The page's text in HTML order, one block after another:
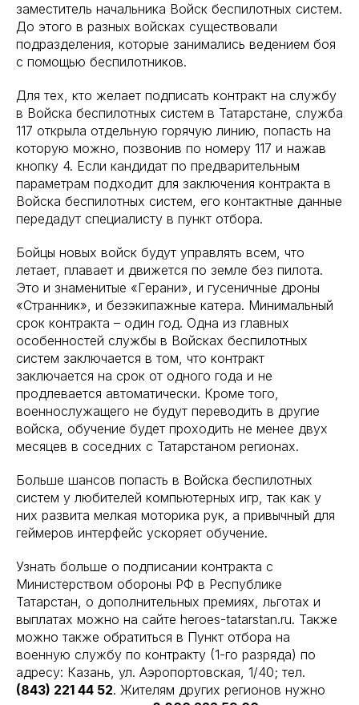
заместитель начальника Войск беспилотных систем.
До этого в разных войсках существовали
подразделения, которые занимались ведением боя
с помощью беспилотников.
Для тех, кто желает подписать контракт на службу
в Войска беспилотных систем в Татарстане, служба
117 открыла отдельную горячую линию, попасть на
которую можно, позвонив по номеру 117 и нажав
кнопку 4. Если кандидат по предварительным
параметрам подходит для заключения контракта в
Войска беспилотных систем, его контактные данные
передадут специалисту в пункт отбора.
Бойцы новых войск будут управлять всем, что
летает, плавает и движется по земле без пилота.
Это и знаменитые «Герани», и гусеничные дроны
«Странник», и безэкипажные катера. Минимальный
срок контракта – один год. Одна из главных
особенностей службы в Войсках беспилотных
систем заключается в том, что контракт
заключается на срок от одного года и не
продлевается автоматически. Кроме того,
военнослужащего не будут переводить в другие
войска, обучение будет проходить не менее двух
месяцев в соседних с Татарстаном регионах.
Больше шансов попасть в Войска беспилотных
систем у любителей компьютерных игр, так как у
них развита мелкая моторика рук, а привычный для
геймеров интерфейс ускоряет обучение.
Узнать больше о подписании контракта с
Министерством обороны РФ в Республике
Татарстан, о дополнительных премиях, льготах и
выплатах можно на сайте heroes-tatarstan.ru. Также
можно также обратиться в Пункт отбора на
военную службу по контракту (1-го разряда) по
адресу: Казань, ул. Аэропортовская, 1/40; тел.
(843) 221 44 52. Жителям других регионов нужно